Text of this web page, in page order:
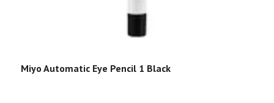
Miyo Automatic Eye Pencil 1 Black